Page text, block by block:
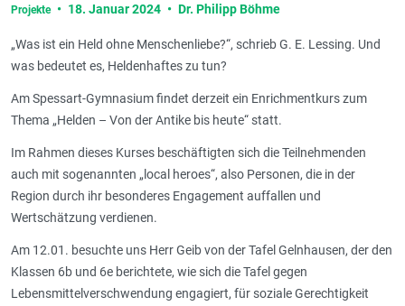
Projekte • 18. Januar 2024 • Dr. Philipp Böhme
„Was ist ein Held ohne Menschenliebe?“, schrieb G. E. Lessing. Und
was bedeutet es, Heldenhaftes zu tun?
Am Spessart-Gymnasium findet derzeit ein Enrichmentkurs zum
Thema „Helden – Von der Antike bis heute“ statt.
Im Rahmen dieses Kurses beschäftigten sich die Teilnehmenden
auch mit sogenannten „local heroes“, also Personen, die in der
Region durch ihr besonderes Engagement auffallen und
Wertschätzung verdienen.
Am 12.01. besuchte uns Herr Geib von der Tafel Gelnhausen, der den
Klassen 6b und 6e berichtete, wie sich die Tafel gegen
Lebensmittelverschwendung engagiert, für soziale Gerechtigkeit